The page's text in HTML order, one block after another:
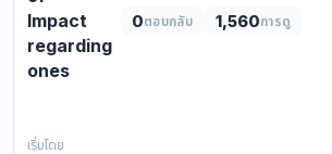
Impact
regarding
ones
regulations
เริ่มโดย
0ตอบกลับ 1,560การดู